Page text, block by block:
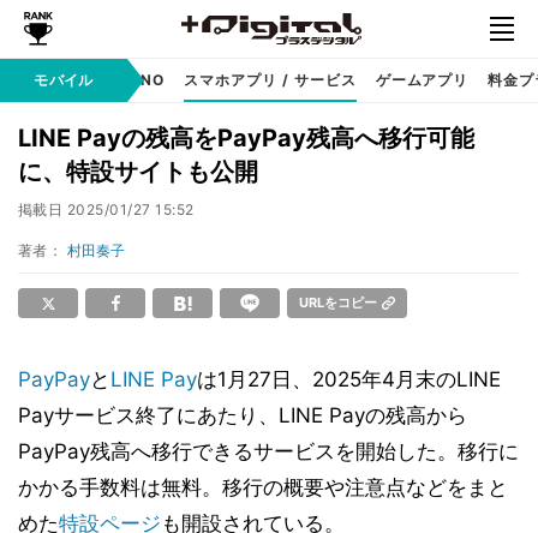
モバイル
携帯キャリア MVNO スマホアプリ / サービス ゲームアプリ 料金プ
LINE Payの残高をPayPay残高へ移行可能
に、特設サイトも公開
掲載日 2025/01/27 15:52
著者： 村田奏子
URLをコピー
PayPayと LINE Payは1月27日、2025年4月末のLINE
Payサービス終了にあたり、LINE Payの残高から
PayPay残高へ移行できるサービスを開始した。移行に
かかる手数料は無料。移行の概要や注意点などをまと
めた特設ページ も開設されている。